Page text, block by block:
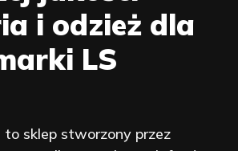
i odzież dla
LS
to sklep stworzony przez